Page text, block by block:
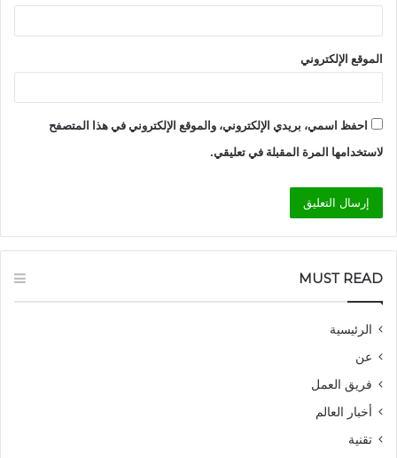
الموقع الإلكتروني
احفظ اسمي، بريدي الإلكتروني، والموقع الإلكتروني في هذا المتصفح
لاستخدامها المرة المقبلة في تعليقي.
MUST READ
الرئيسية
عن
فريق العمل
أخبار العالم
تقنية